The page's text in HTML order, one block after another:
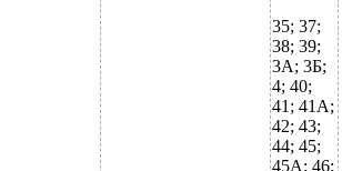
35; 37;
38; 39;
3А; 3Б;
4; 40;
41; 41А;
42; 43;
44; 45;
45А; 46;